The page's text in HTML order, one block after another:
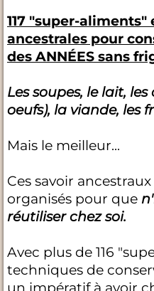
117 "super-
ancestrales pour
des ANNÉES sans
Les soupes, le lait,
oeufs), la viande, les
Mais le meilleur...
Ces savoir
organisés pour que
réutiliser chez soi.
Avec plus de 116
techniques de